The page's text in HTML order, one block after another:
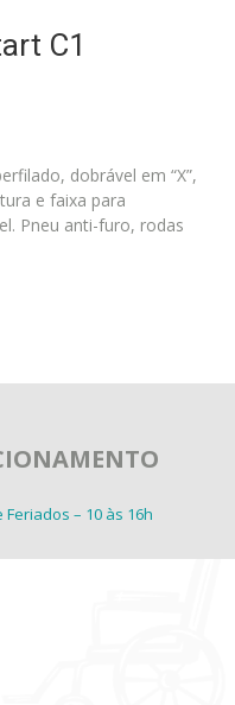
C1
dobrável em “X”,
e faixa para
Pneu anti-furo, rodas
Feriados – 10 às 16h